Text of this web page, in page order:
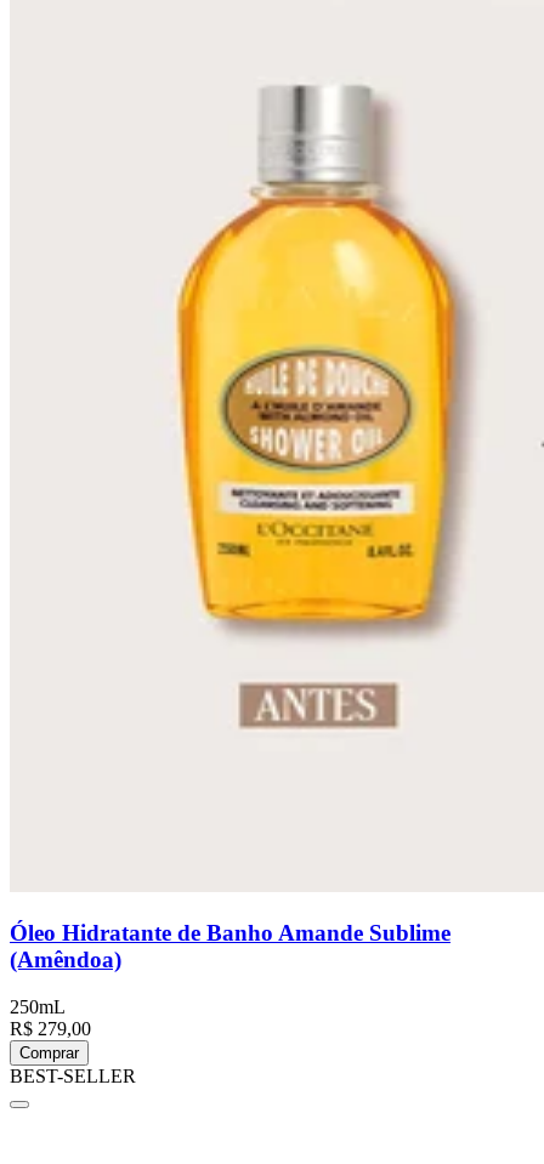
Óleo Hidratante de Banho Amande Sublime
(Amêndoa)
250mL
R$ 279,00
Comprar
BEST-SELLER